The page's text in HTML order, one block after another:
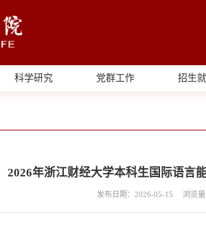
科学研究 党群工作 招生
2026年浙江财经大学本科生国际语言
发布日期：2026-05-15 浏览量